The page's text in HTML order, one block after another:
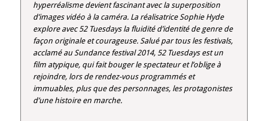
hyperréalisme devient fascinant avec la superposition
d’images vidéo à la caméra. La réalisatrice Sophie Hyde
explore avec 52 Tuesdays la fluidité d’identité de genre de
façon originale et courageuse. Salué par tous les festivals,
acclamé au Sundance festival 2014, 52 Tuesdays est un
film atypique, qui fait bouger le spectateur et l’oblige à
rejoindre, lors de rendez-vous programmés et
immuables, plus que des personnages, les protagonistes
d’une histoire en marche.